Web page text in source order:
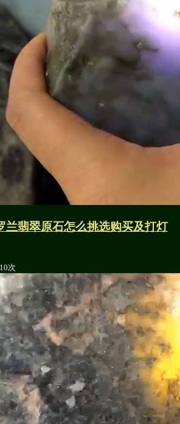
兰翡翠原石怎么挑选购买及打灯
次